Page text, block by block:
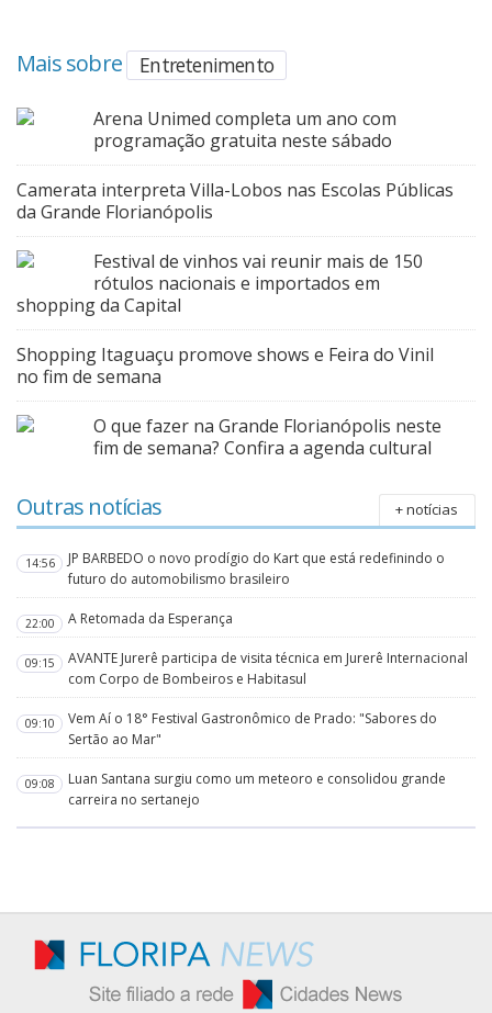
Mais sobre Entretenimento
Arena Unimed completa um ano com
programação gratuita neste sábado
Camerata interpreta Villa-Lobos nas Escolas Públicas
da Grande Florianópolis
Festival de vinhos vai reunir mais de 150
rótulos nacionais e importados em
shopping da Capital
Shopping Itaguaçu promove shows e Feira do Vinil
no fim de semana
O que fazer na Grande Florianópolis neste
fim de semana? Confira a agenda cultural
Outras notícias + notícias
14:56
JP BARBEDO o novo prodígio do Kart que está redefinindo o
futuro do automobilismo brasileiro
22:00 A Retomada da Esperança
09:15
AVANTE Jurerê participa de visita técnica em Jurerê Internacional
com Corpo de Bombeiros e Habitasul
09:10
Vem Aí o 18° Festival Gastronômico de Prado: "Sabores do
Sertão ao Mar"
09:08
Luan Santana surgiu como um meteoro e consolidou grande
carreira no sertanejo